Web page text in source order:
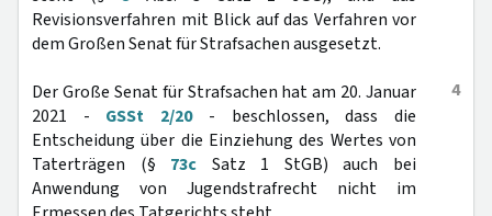
Revisionsverfahren mit Blick auf das Verfahren vor
dem Großen Senat für Strafsachen ausgesetzt.
4
Der Große Senat für Strafsachen hat am 20. Januar
2021 - GSSt 2/20- beschlossen, dass die
Entscheidung über die Einziehung des Wertes von
Taterträgen (§ 73c Satz 1 StGB) auch bei
Anwendung von Jugendstrafrecht nicht im